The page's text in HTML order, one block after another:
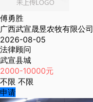
傅勇胜
广西武宣晟昱农牧有限公司
2026-08-05
法律顾问
武宣县城
2000-10000元
不限 不限
申请